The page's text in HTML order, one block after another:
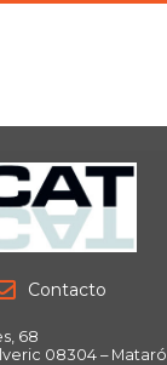
Contacto
68
08304 –